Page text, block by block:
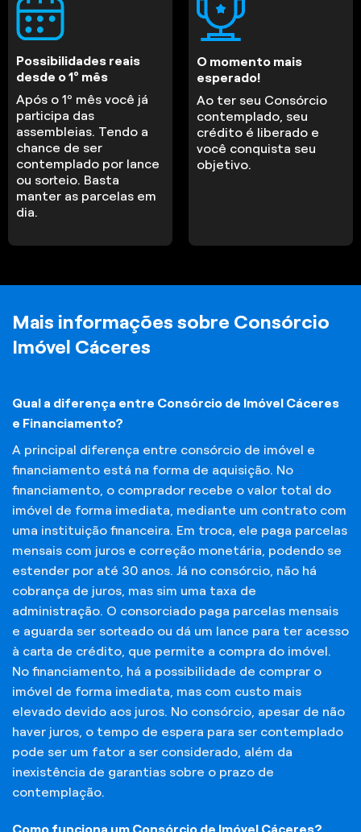
Possibilidades reais
desde o 1º mês
Após o 1º mês você já
participa das
assembleias. Tendo a
chance de ser
contemplado por lance
ou sorteio. Basta
manter as parcelas em
dia.
O momento mais
esperado!
Ao ter seu Consórcio
contemplado, seu
crédito é liberado e
você conquista seu
objetivo.
Mais informações sobre Consórcio
Imóvel Cáceres
Qual a diferença entre Consórcio de Imóvel Cáceres
e Financiamento?
A principal diferença entre consórcio de imóvel e
financiamento está na forma de aquisição. No
financiamento, o comprador recebe o valor total do
imóvel de forma imediata, mediante um contrato com
uma instituição financeira. Em troca, ele paga parcelas
mensais com juros e correção monetária, podendo se
estender por até 30 anos. Já no consórcio, não há
cobrança de juros, mas sim uma taxa de
administração. O consorciado paga parcelas mensais
e aguarda ser sorteado ou dá um lance para ter acesso
à carta de crédito, que permite a compra do imóvel.
No financiamento, há a possibilidade de comprar o
imóvel de forma imediata, mas com custo mais
elevado devido aos juros. No consórcio, apesar de não
haver juros, o tempo de espera para ser contemplado
pode ser um fator a ser considerado, além da
inexistência de garantias sobre o prazo de
contemplação.